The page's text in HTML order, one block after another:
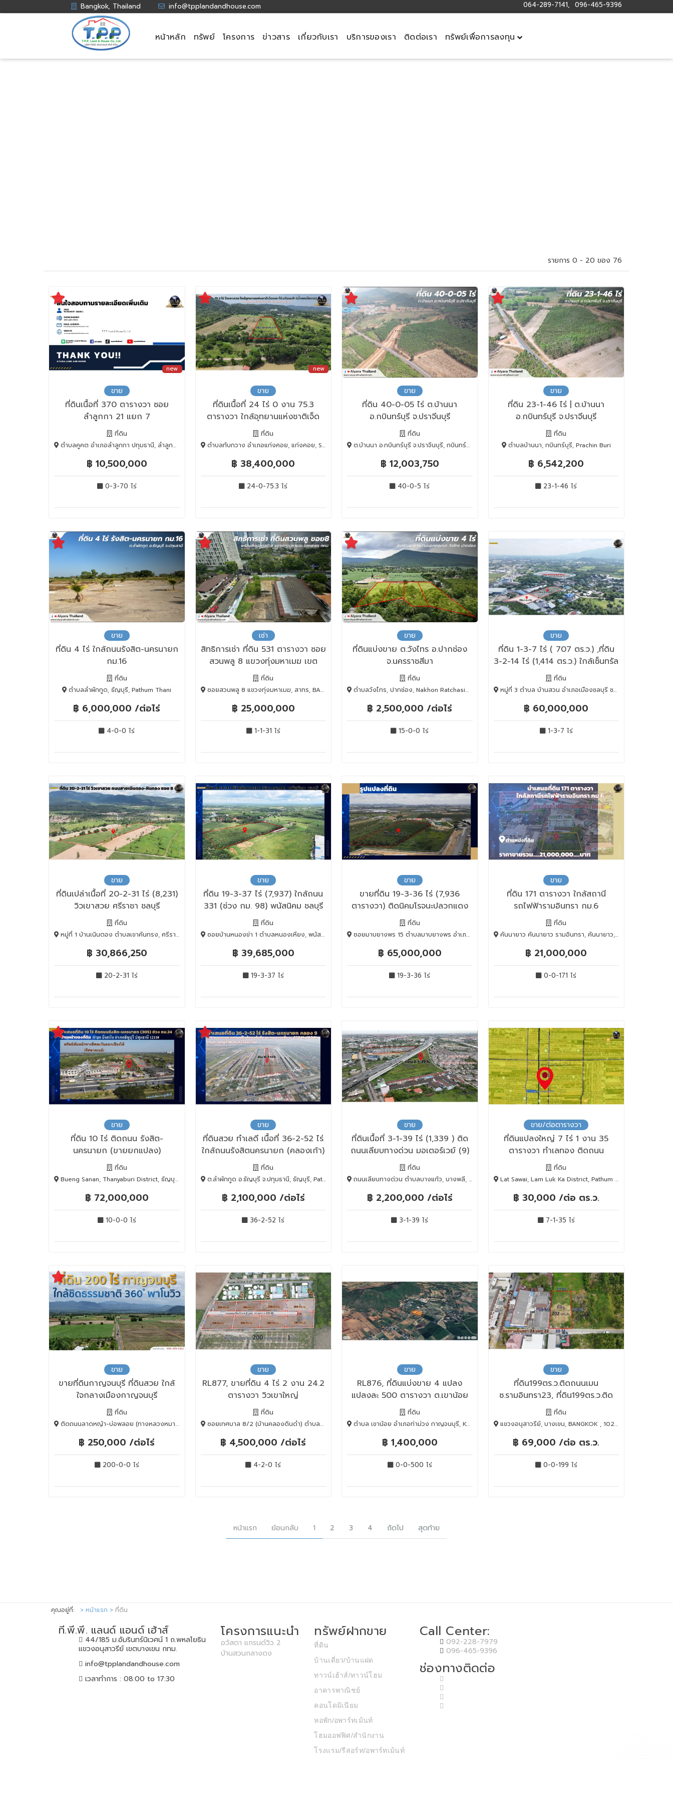
Bangkok, Thailand info@tpplandandhouse.com 064-289-7141, 096-465-9396
หน้าหลัก ทรัพย์ โครงการ ข่าวสาร เกี่ยวกับเรา บริการของเรา ติดต่อเรา ทรัพย์เพื่อการลงทุน
header
รายการ 0 - 20 ของ 76
new
ขาย
ที่ดินเนื้อที่ 370 ตารางวา ซอย
ลำลูกกา 21 แยก 7
ที่ดิน
ตำบลคูคต อำเภอลำลูกกา ปทุมธานี, ลำลูกกา, Pathum Thani, 12130
฿ 10,500,000
0-3-70 ไร่
new
ขาย
ที่ดินเนื้อที่ 24 ไร่ 0 งาน 75.3
ตารางวา ใกล้อุทยานแห่งชาติเจ็ด
คต-โป่งก้อนเส้า,น้ำตกเจ็ดคต
ที่ดิน
ตำบลทับกวาง อำเภอแก่งคอย, แก่งคอย, Saraburi, 18260
฿ 38,400,000
24-0-75.3 ไร่
ขาย
ที่ดิน 40-0-05 ไร่ ต.บ้านนา
อ.กบินทร์บุรี จ.ปราจีนบุรี
ที่ดิน
ต.บ้านนา อ.กบินทร์บุรี จ.ปราจีนบุรี, กบินทร์บุรี, Prachin Buri
฿ 12,003,750
40-0-5 ไร่
ขาย
ที่ดิน 23-1-46 ไร่ | ต.บ้านนา
อ.กบินทร์บุรี จ.ปราจีนบุรี
ที่ดิน
ตำบลบ้านนา, กบินทร์บุรี, Prachin Buri
฿ 6,542,200
23-1-46 ไร่
ขาย
ที่ดิน 4 ไร่ ใกล้ถนนรังสิต-นครนายก
กม.16
ที่ดิน
ตำบลลำผักกูด, ธัญบุรี, Pathum Thani
฿ 6,000,000 /ต่อไร่
4-0-0 ไร่
เช่า
สิทธิการเช่า ที่ดิน 531 ตารางวา ซอย
สวนพลู 8 แขวงทุ่งมหาเมฆ เขต
สาทร กรุงเทพฯ
ที่ดิน
ซอยสวนพลู 8 แขวงทุ่งมหาเมฆ, สาทร, BANGKOK
฿ 25,000,000
1-1-31 ไร่
ขาย
ที่ดินแบ่งขาย ต.วังไทร อ.ปากช่อง
จ.นครราชสีมา
ที่ดิน
ตำบลวังไทร, ปากช่อง, Nakhon Ratchasima, 10310
฿ 2,500,000 /ต่อไร่
15-0-0 ไร่
ขาย
ที่ดิน 1-3-7 ไร่ ( 707 ตร.ว.) ,ที่ดิน
3-2-14 ไร่ (1,414 ตร.ว.) ใกล้เซ็นทรัล
ชลบุรี
ที่ดิน
หมู่ที่ 3 ตำบล บ้านสวน อำเภอเมืองชลบุรี ชลบุรี 20000, เมืองชลบุรี, Chon Buri, 20000
฿ 60,000,000
1-3-7 ไร่
ขาย
ที่ดินเปล่าเนื้อที่ 20-2-31 ไร่ (8,231)
วิวเขาสวย ศรีราชา ชลบุรี
ที่ดิน
หมู่ที่ 1 บ้านเนินตอง ตำบลเขาคันทรง, ศรีราชา, Chon Buri, 20110
฿ 30,866,250
20-2-31 ไร่
ขาย
ที่ดิน 19-3-37 ไร่ (7,937) ใกล้ถนน
331 (ช่วง กม. 98) พนัสนิคม ชลบุรี
ที่ดิน
ซอยบ้านหนองข่า 1 ตำบลหนองเหียง, พนัสนิคม, Chon Buri, 20140
฿ 39,685,000
19-3-37 ไร่
ขาย
ขายที่ดิน 19-3-36 ไร่ (7,936
ตารางวา) ติดนิคมโรจนะปลวกแดง
ระยอง
ที่ดิน
ซอยมาบยางพร 15 ตำบลมาบยางพร อำเภอปลวกแดง จังหวัดระยอง 21140, ปลวกแดง, Rayong, 21140
฿ 65,000,000
19-3-36 ไร่
ขาย
ที่ดิน 171 ตารางวา ใกล้สถานี
รถไฟฟ้ารามอินทรา กม.6
ที่ดิน
คันนายาว คันนายาว รามอินทรา, คันนายาว, BANGKOK , 10230
฿ 21,000,000
0-0-171 ไร่
ขาย
ที่ดิน 10 ไร่ ติดถนน รังสิต-
นครนายก (ขายยกแปลง)
ที่ดิน
Bueng Sanan, Thanyaburi District, ธัญบุรี, Pathum Thani, 12110
฿ 72,000,000
10-0-0 ไร่
ขาย
ที่ดินสวย ทำเลดี เนื้อที่ 36-2-52 ไร่
ใกล้ถนนรังสิตนครนายก (คลองเก้า)
ที่ดิน
ต.ลำผักกูด อ.ธัญบุรี จ.ปทุมธานี, ธัญบุรี, Pathum Thani, 12110
฿ 2,100,000 /ต่อไร่
36-2-52 ไร่
ขาย
ที่ดินเนื้อที่ 3-1-39 ไร่ (1,339 ) ติด
ถนนเลียบทางด่วน มอเตอร์เวย์ (9)
ที่ดิน
ถนนเลียบทางด่วน ตำบลบางแก้ว, บางพลี, Samut Prakan, 10540
฿ 2,200,000 /ต่อไร่
3-1-39 ไร่
ขาย/ต่อตารางวา
ที่ดินแปลงใหญ่ 7 ไร่ 1 งาน 35
ตารางวา ทำเลทอง ติดถนน
เลียบคลอง3 ลำลูกกา
ที่ดิน
Lat Sawai, Lam Luk Ka District, Pathum Thani, ลำลูกกา, Pathum Thani, 12150
฿ 30,000 /ต่อ ตร.ว.
7-1-35 ไร่
ขาย
ขายที่ดินกาญจนบุรี ที่ดินสวย ใกล้
ใจกลางเมืองกาญจนบุรี
ที่ดิน
ติดถนนลาดหญ้า-บ่อพลอย (ทางหลวงหมายเลข 3036) ตำบลหนองกุ่ม อำเภอบ่อพลอย จ.กาญจนบุรี, บ่อพลอย, Kanchanaburi, 71160
฿ 250,000 /ต่อไร่
200-0-0 ไร่
ขาย
RL877, ขายที่ดิน 4 ไร่ 2 งาน 24.2
ตารางวา วิวเขาใหญ่
ที่ดิน
ซอยเทศบาล 8/2 (บ้านคลองดินดำ) ตำบลหมูสี อำเภอปากช่อง นครราชสีมา 30130, Nakhon Ratchasima, 30130
฿ 4,500,000 /ต่อไร่
4-2-0 ไร่
ขาย
RL876, ที่ดินแบ่งขาย 4 แปลง
แปลงละ 500 ตารางวา ต.เขาน้อย
อ.ท่าม่วง จ.กาญจนบุรี
ที่ดิน
ตำบล เขาน้อย อำเภอท่าม่วง กาญจนบุรี, Kanchanaburi, 71110
฿ 1,400,000
0-0-500 ไร่
ขาย
ที่ดิน199ตร.ว.ติดถนนเมน
ซ.รามอินทรา23, ที่ดิน199ตร.ว.ติด
ถนนเมนซ.รามอินทรา23
ที่ดิน
แขวงอนุสาวรีย์, บางเขน, BANGKOK , 10220
฿ 69,000 /ต่อ ตร.ว.
0-0-199 ไร่
หน้าแรก ย้อนกลับ 1 2 3 4 ถัดไป สุดท้าย
คุณอยู่ที่: หน้าแรก ที่ดิน
ที.พี.พี. แลนด์ แอนด์ เฮ้าส์
44/185 ม.อัมรินทร์นิเวศน์ 1 ถ.พหลโยธิน
แขวงอนุสาวรีย์ เขตบางเขน กทม.
info@tpplandandhouse.com
เวลาทำการ : 08:00 to 17:30
โครงการแนะนำ
อวัสดา แกรนด์วิว 2
บ้านสวนกลางดง
ทรัพย์ฝากขาย
ที่ดิน
บ้านเดี่ยว/บ้านแฝด
ทาวน์เฮ้าส์/ทาวน์โฮม
อาคารพาณิชย์
คอนโดมิเนียม
หอพัก/อพาร์ทเม้นท์
โฮมออฟฟิศ/สำนักงาน
โรงแรม/รีสอร์ท/อพาร์ทเม้นท์
Call Center:
092-228-7979
096-465-9396
ช่องทางติดต่อ